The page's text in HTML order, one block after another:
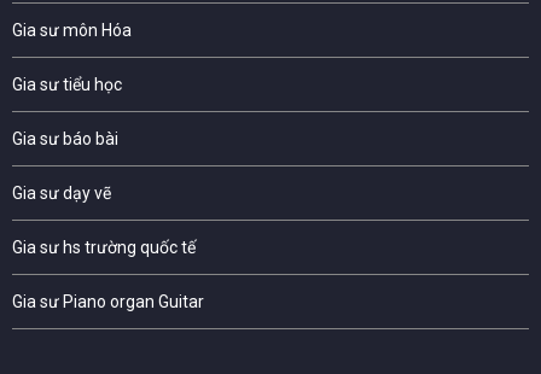
Gia sư môn Hóa
Gia sư tiểu học
Gia sư báo bài
Gia sư dạy vẽ
Gia sư hs trường quốc tế
Gia sư Piano organ Guitar